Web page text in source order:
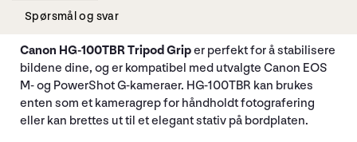
Spørsmål og svar
Canon HG-100TBR Tripod Griper perfekt for å stabilisere
bildene dine, og er kompatibel med utvalgte Canon EOS
M- og PowerShot G-kameraer. HG-100TBR kan brukes
enten som et kameragrep for håndholdt fotografering
eller kan brettes ut til et elegant stativ på bordplaten.